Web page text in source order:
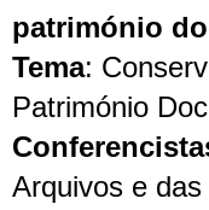
património
Tema:
Património
Arquivos e